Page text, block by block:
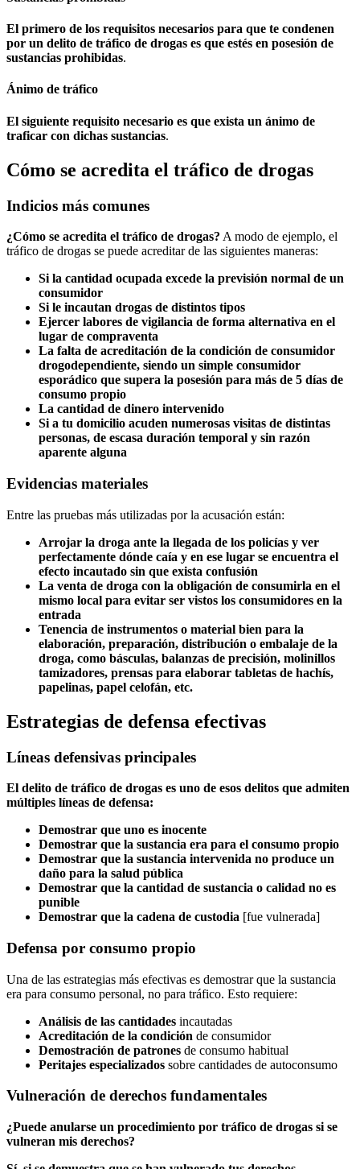
El primero de los requisitos necesarios para que te condenen
por un delito de tráfico de drogas es que estés en posesión de
sustancias prohibidas.
Ánimo de tráfico
El siguiente requisito necesario es que exista un ánimo de
traficar con dichas sustancias.
Cómo se acredita el tráfico de drogas
Indicios más comunes
¿Cómo se acredita el tráfico de drogas? A modo de ejemplo, el
tráfico de drogas se puede acreditar de las siguientes maneras:
Si la cantidad ocupada excede la previsión normal de un
consumidor
Si le incautan drogas de distintos tipos
Ejercer labores de vigilancia de forma alternativa en el
lugar de compraventa
La falta de acreditación de la condición de consumidor
drogodependiente, siendo un simple consumidor
esporádico que supera la posesión para más de 5 días de
consumo propio
La cantidad de dinero intervenido
Si a tu domicilio acuden numerosas visitas de distintas
personas, de escasa duración temporal y sin razón
aparente alguna
Evidencias materiales
Entre las pruebas más utilizadas por la acusación están:
Arrojar la droga ante la llegada de los policías y ver
perfectamente dónde caía y en ese lugar se encuentra el
efecto incautado sin que exista confusión
La venta de droga con la obligación de consumirla en el
mismo local para evitar ser vistos los consumidores en la
entrada
Tenencia de instrumentos o material bien para la
elaboración, preparación, distribución o embalaje de la
droga, como básculas, balanzas de precisión, molinillos
tamizadores, prensas para elaborar tabletas de hachís,
papelinas, papel celofán, etc.
Estrategias de defensa efectivas
Líneas defensivas principales
El delito de tráfico de drogas es uno de esos delitos que admiten
múltiples líneas de defensa:
Demostrar que uno es inocente
Demostrar que la sustancia era para el consumo propio
Demostrar que la sustancia intervenida no produce un
daño para la salud pública
Demostrar que la cantidad de sustancia o calidad no es
punible
Demostrar que la cadena de custodia [fue vulnerada]
Defensa por consumo propio
Una de las estrategias más efectivas es demostrar que la sustancia
era para consumo personal, no para tráfico. Esto requiere:
Análisis de las cantidades incautadas
Acreditación de la condición de consumidor
Demostración de patrones de consumo habitual
Peritajes especializados sobre cantidades de autoconsumo
Vulneración de derechos fundamentales
¿Puede anularse un procedimiento por tráfico de drogas si se
vulneran mis derechos?